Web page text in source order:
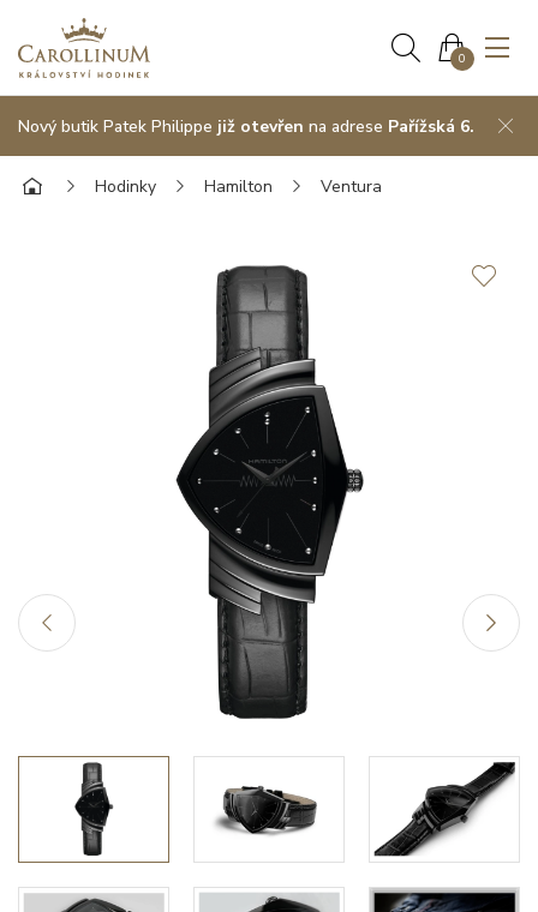
0
Nový butik Patek Philippe již otevřen na adrese Pařížská 6.
Hodinky Hamilton Ventura